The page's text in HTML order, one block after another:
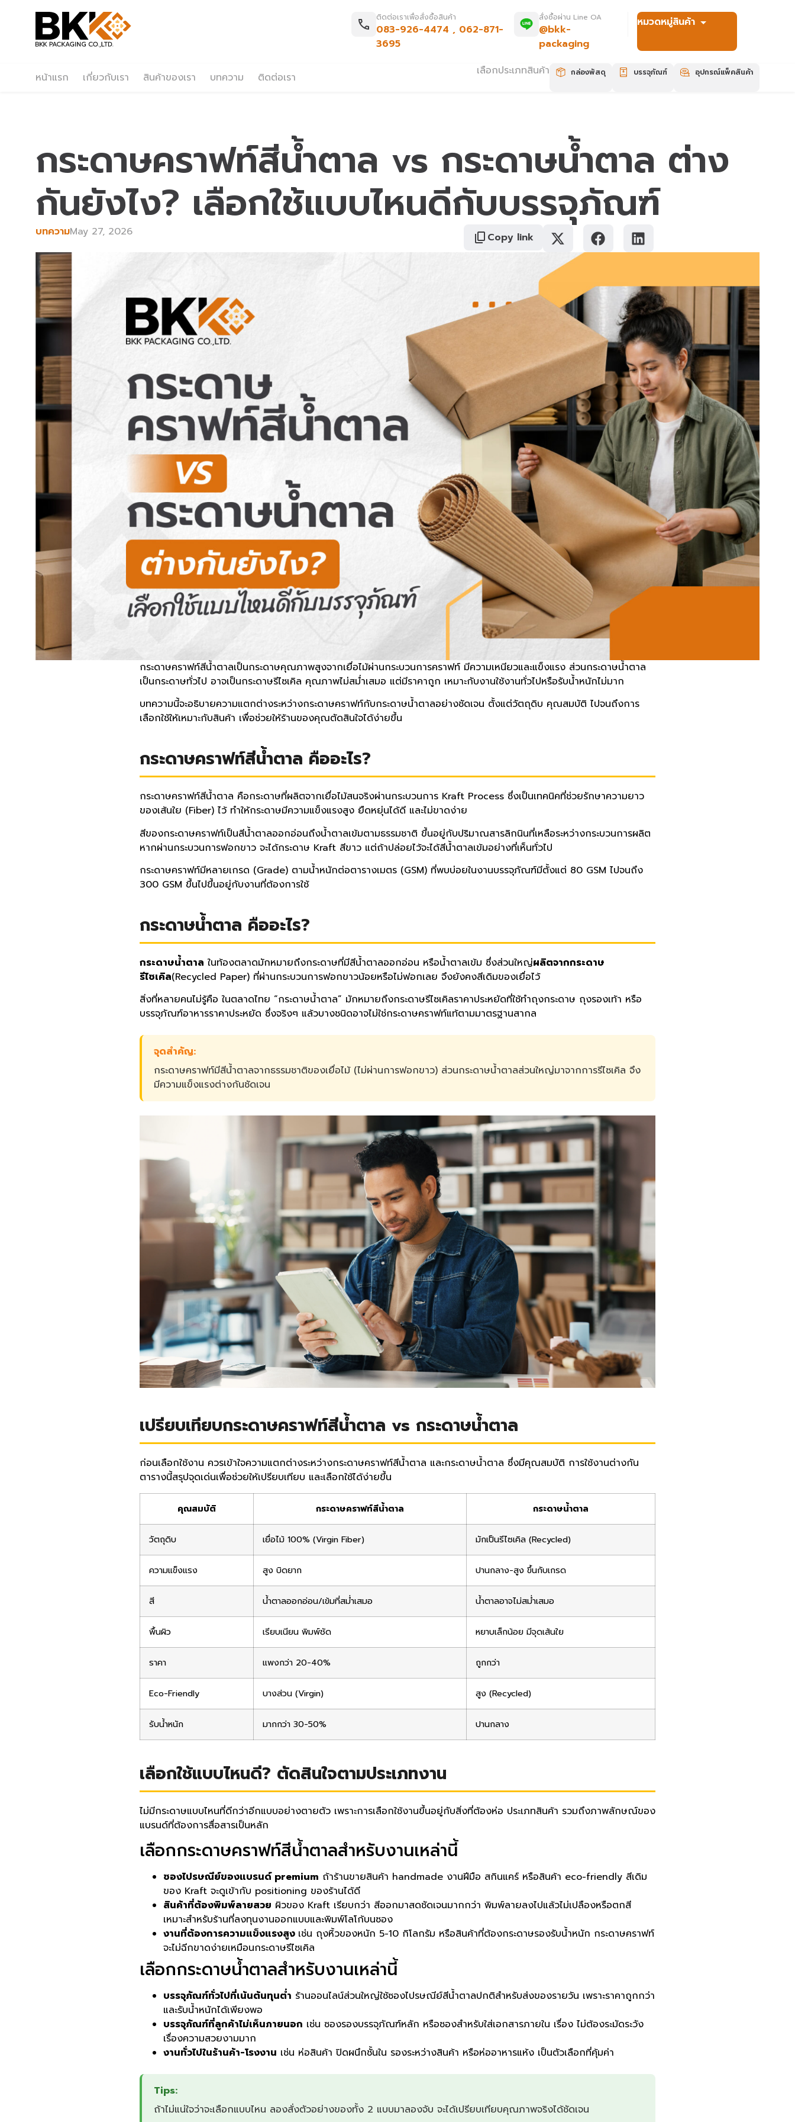
ติดต่อเราเพื่อสั่งซื้อสินค้า
083-926-4474 , 062-871-
3695
สั่งซื้อผ่าน Line OA
@bkk-
packaging
หมวดหมู่สินค้า
หน้าแรก เกี่ยวกับเรา สินค้าของเรา บทความ ติดต่อเรา เลือกประเภทสินค้า กล่องพัสดุ บรรจุภัณฑ์ อุปกรณ์แพ็คสินค้า
กระดาษคราฟท์สีน้ำตาล vs กระดาษน้ำตาล ต่าง
กันยังไง? เลือกใช้แบบไหนดีกับบรรจุภัณฑ์
บทความMay 27, 2026 Copy link
กระดาษคราฟท์สีน้ำตาลเป็นกระดาษคุณภาพสูงจากเยื่อไม้ผ่านกระบวนการคราฟท์ มีความเหนียวและแข็งแรง ส่วนกระดาษน้ำตาล
เป็นกระดาษทั่วไป อาจเป็นกระดาษรีไซเคิล คุณภาพไม่สม่ำเสมอ แต่มีราคาถูก เหมาะกับงานใช้งานทั่วไปหรือรับน้ำหนักไม่มาก
บทความนี้จะอธิบายความแตกต่างระหว่างกระดาษคราฟท์กับกระดาษน้ำตาลอย่างชัดเจน ตั้งแต่วัตถุดิบ คุณสมบัติ ไปจนถึงการ
เลือกใช้ให้เหมาะกับสินค้า เพื่อช่วยให้ร้านของคุณตัดสินใจได้ง่ายขึ้น
กระดาษคราฟท์สีน้ำตาล คืออะไร?
กระดาษคราฟท์สีน้ำตาล คือกระดาษที่ผลิตจากเยื่อไม้สนจริงผ่านกระบวนการ Kraft Process ซึ่งเป็นเทคนิคที่ช่วยรักษาความยาว
ของเส้นใย (Fiber) ไว้ ทำให้กระดาษมีความแข็งแรงสูง ยืดหยุ่นได้ดี และไม่ขาดง่าย
สีของกระดาษคราฟท์เป็นสีน้ำตาลออกอ่อนถึงน้ำตาลเข้มตามธรรมชาติ ขึ้นอยู่กับปริมาณสารลิกนินที่เหลือระหว่างกระบวนการผลิต
หากผ่านกระบวนการฟอกขาว จะได้กระดาษ Kraft สีขาว แต่ถ้าปล่อยไว้จะได้สีน้ำตาลเข้มอย่างที่เห็นทั่วไป
กระดาษคราฟท์มีหลายเกรด (Grade) ตามน้ำหนักต่อตารางเมตร (GSM) ที่พบบ่อยในงานบรรจุภัณฑ์มีตั้งแต่ 80 GSM ไปจนถึง
300 GSM ขึ้นไปขึ้นอยู่กับงานที่ต้องการใช้
กระดาษน้ำตาล คืออะไร?
กระดาษน้ำตาล ในท้องตลาดมักหมายถึงกระดาษที่มีสีน้ำตาลออกอ่อน หรือน้ำตาลเข้ม ซึ่งส่วนใหญ่ผลิตจากกระดาษ
รีไซเคิล(Recycled Paper) ที่ผ่านกระบวนการฟอกขาวน้อยหรือไม่ฟอกเลย จึงยังคงสีเดิมของเยื่อไว้
สิ่งที่หลายคนไม่รู้คือ ในตลาดไทย “กระดาษน้ำตาล” มักหมายถึงกระดาษรีไซเคิลราคาประหยัดที่ใช้ทำถุงกระดาษ ถุงรองเท้า หรือ
บรรจุภัณฑ์อาหารราคาประหยัด ซึ่งจริงๆ แล้วบางชนิดอาจไม่ใช่กระดาษคราฟท์แท้ตามมาตรฐานสากล
จุดสำคัญ:
กระดาษคราฟท์มีสีน้ำตาลจากธรรมชาติของเยื่อไม้ (ไม่ผ่านการฟอกขาว) ส่วนกระดาษน้ำตาลส่วนใหญ่มาจากการรีไซเคิล จึง
มีความแข็งแรงต่างกันชัดเจน
เปรียบเทียบกระดาษคราฟท์สีน้ำตาล vs กระดาษน้ำตาล
ก่อนเลือกใช้งาน ควรเข้าใจความแตกต่างระหว่างกระดาษคราฟท์สีน้ำตาล และกระดาษน้ำตาล ซึ่งมีคุณสมบัติ การใช้งานต่างกัน
ตารางนี้สรุปจุดเด่นเพื่อช่วยให้เปรียบเทียบ และเลือกใช้ได้ง่ายขึ้น
คุณสมบัติ กระดาษคราฟท์สีน้ำตาล กระดาษน้ำตาล
วัตถุดิบ เยื่อไม้ 100% (Virgin Fiber) มักเป็นรีไซเคิล (Recycled)
ความแข็งแรง สูง บิดยาก ปานกลาง-สูง ขึ้นกับเกรด
สี น้ำตาลออกอ่อน/เข้มที่สม่ำเสมอ น้ำตาลอาจไม่สม่ำเสมอ
พื้นผิว เรียบเนียน พิมพ์ชัด หยาบเล็กน้อย มีจุดเส้นใย
ราคา แพงกว่า 20-40% ถูกกว่า
Eco-Friendly บางส่วน (Virgin) สูง (Recycled)
รับน้ำหนัก มากกว่า 30-50% ปานกลาง
เลือกใช้แบบไหนดี? ตัดสินใจตามประเภทงาน
ไม่มีกระดาษแบบไหนที่ดีกว่าอีกแบบอย่างตายตัว เพราะการเลือกใช้งานขึ้นอยู่กับสิ่งที่ต้องห่อ ประเภทสินค้า รวมถึงภาพลักษณ์ของ
แบรนด์ที่ต้องการสื่อสารเป็นหลัก
เลือกกระดาษคราฟท์สีน้ำตาลสำหรับงานเหล่านี้
ซองไปรษณีย์ของแบรนด์ premium ถ้าร้านขายสินค้า handmade งานฝีมือ สกินแคร์ หรือสินค้า eco-friendly สีเดิม
ของ Kraft จะดูเข้ากับ positioning ของร้านได้ดี
สินค้าที่ต้องพิมพ์ลายสวย ผิวของ Kraft เรียบกว่า สีออกมาสดชัดเจนมากกว่า พิมพ์ลายลงไปแล้วไม่เปลืองหรือตกสี
เหมาะสำหรับร้านที่ลงทุนงานออกแบบและพิมพ์โลโก้บนซอง
งานที่ต้องการความแข็งแรงสูง เช่น ถุงหิ้วของหนัก 5-10 กิโลกรัม หรือสินค้าที่ต้องกระดาษรองรับน้ำหนัก กระดาษคราฟท์
จะไม่ฉีกขาดง่ายเหมือนกระดาษรีไซเคิล
เลือกกระดาษน้ำตาลสำหรับงานเหล่านี้
บรรจุภัณฑ์ทั่วไปที่เน้นต้นทุนต่ำ ร้านออนไลน์ส่วนใหญ่ใช้ซองไปรษณีย์สีน้ำตาลปกติสำหรับส่งของรายวัน เพราะราคาถูกกว่า
และรับน้ำหนักได้เพียงพอ
บรรจุภัณฑ์ที่ลูกค้าไม่เห็นภายนอก เช่น ซองรองบรรจุภัณฑ์หลัก หรือซองสำหรับใส่เอกสารภายใน เรื่อง ไม่ต้องระมัดระวัง
เรื่องความสวยงามมาก
งานทั่วไปในร้านค้า-โรงงาน เช่น ห่อสินค้า ปิดผนึกชั้นใน รองระหว่างสินค้า หรือห่ออาหารแห้ง เป็นตัวเลือกที่คุ้มค่า
Tips:
ถ้าไม่แน่ใจว่าจะเลือกแบบไหน ลองสั่งตัวอย่างของทั้ง 2 แบบมาลองจับ จะได้เปรียบเทียบคุณภาพจริงได้ชัดเจน